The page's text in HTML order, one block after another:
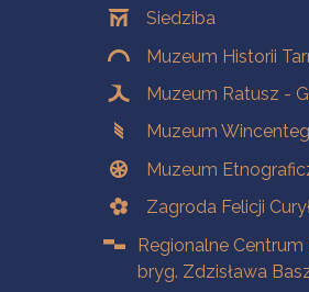
OddziałySiedziba
Muzeum Historii
Muzeum Ratusz -
Muzeum
Muzeum
Zagroda Felicji
Regionalne Centrum
bryg. Zdzisława